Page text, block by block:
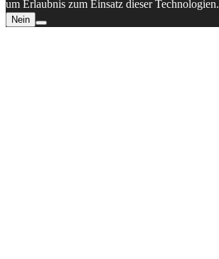
um Erlaubnis zum Einsatz dieser Technologien.
Nein